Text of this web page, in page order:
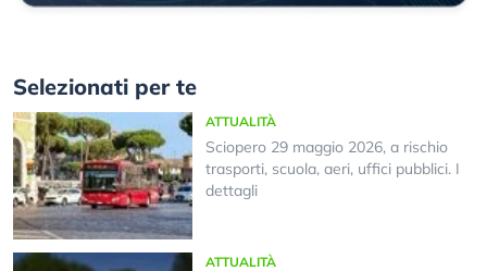
Selezionati per te
ATTUALITÀ
Sciopero 29 maggio 2026, a rischio
trasporti, scuola, aeri, uffici pubblici. I
dettagli
ATTUALITÀ